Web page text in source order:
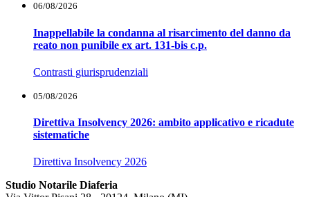
06/08/2026
Inappellabile la condanna al risarcimento del danno da
reato non punibile ex art. 131-bis c.p.
Contrasti giurisprudenziali
05/08/2026
Direttiva Insolvency 2026: ambito applicativo e ricadute
sistematiche
Direttiva Insolvency 2026
Studio Notarile Diaferia